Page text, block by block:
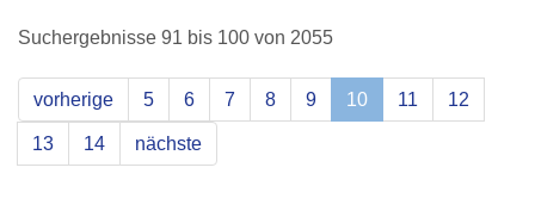
Suchergebnisse 91 bis 100 von 2055
vorherige 5 6 7 8 9 10 11 12
13 14 nächste